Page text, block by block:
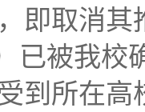
即取消其
已被我
到所在高